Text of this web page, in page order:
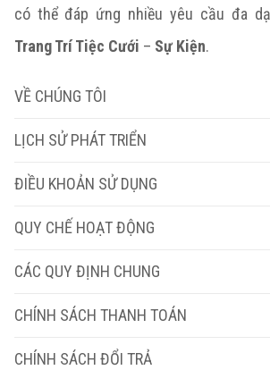
có thể đáp ứng nhiều yêu cầu đa
Trang Trí Tiệc Cưới – Sự Kiện.
VỀ CHÚNG TÔI
LỊCH SỬ PHÁT TRIỂN
ĐIỀU KHOẢN SỬ DỤNG
QUY CHẾ HOẠT ĐỘNG
CÁC QUY ĐỊNH CHUNG
CHÍNH SÁCH THANH TOÁN
CHÍNH SÁCH ĐỔI TRẢ